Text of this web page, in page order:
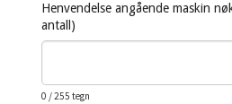
Henvendelse angående maskin
antall)
0 / 255 tegn